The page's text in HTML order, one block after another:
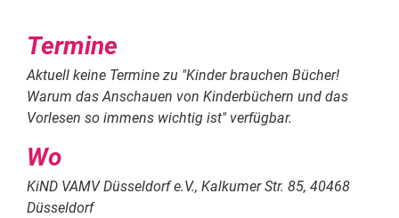
Termine
Aktuell keine Termine zu "Kinder brauchen Bücher!
Warum das Anschauen von Kinderbüchern und das
Vorlesen so immens wichtig ist" verfügbar.
Wo
KiND VAMV Düsseldorf e.V., Kalkumer Str. 85, 40468
Düsseldorf